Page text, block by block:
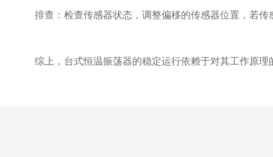
排查：检查传感器状态，调整偏移的传感器位置，若传
综上，台式恒温振荡器的稳定运行依赖于对其工作原理